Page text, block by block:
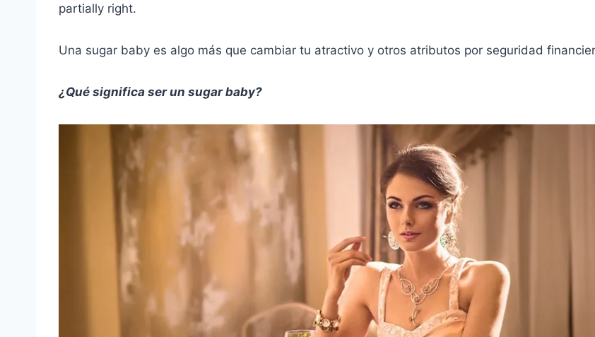
partially right.
Una sugar baby es algo más que cambiar tu atractivo y otros atributos por seguridad
¿Qué significa ser un sugar baby?